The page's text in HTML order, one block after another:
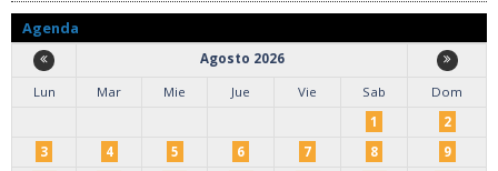
Agenda
Agosto 2026
Lun
Mar Mie Jue Vie Sab
Dom
1
2
3
4 5 6 7 8
9